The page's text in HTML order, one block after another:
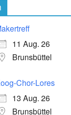
11 Aug. 26
Brunsbüttel
Chor-Lores
13 Aug. 26
Brunsbüttel